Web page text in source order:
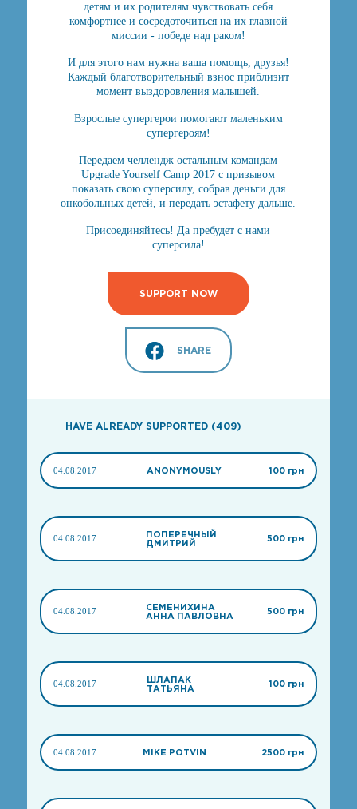
детям и их родителям чувствовать себя
комфортнее и сосредоточиться на их главной
миссии - победе над раком!
И для этого нам нужна ваша помощь, друзья!
Каждый благотворительный взнос приблизит
момент выздоровления малышей.
Взрослые супергерои помогают маленьким
супергероям!
Передаем челлендж остальным командам
Upgrade Yourself Camp 2017 с призывом
показать свою суперсилу, собрав деньги для
онкобольных детей, и передать эстафету дальше.
Присоединяйтесь! Да пребудет с нами
суперсила!
SUPPORT NOW
SHARE
HAVE ALREADY SUPPORTED (409)
04.08.2017 ANONYMOUSLY 100 грн
04.08.2017
ПОПЕРЕЧНЫЙ
ДМИТРИЙ
500 грн
04.08.2017
СЕМЕНИХИНА
АННА ПАВЛОВНА
500 грн
04.08.2017
ШЛАПАК
ТАТЬЯНА
100 грн
04.08.2017 MIKE POTVIN 2500 грн